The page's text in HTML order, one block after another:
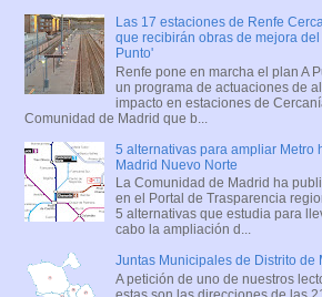
Las 17 estaciones de Renfe
que recibirán obras de mejora del
Punto'
Renfe pone en marcha el plan A
un programa de actuaciones de
impacto en estaciones de
Comunidad de Madrid que b...
5 alternativas para ampliar Metro
Madrid Nuevo Norte
La Comunidad de Madrid ha
en el Portal de Trasparencia
5 alternativas que estudia para
cabo la ampliación d...
Juntas Municipales de Distrito de
A petición de uno de nuestros